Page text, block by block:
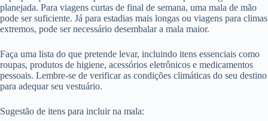
planejada. Para viagens curtas de final de semana, uma mala de mão
pode ser suficiente. Já para estadias mais longas ou viagens para climas
extremos, pode ser necessário desembalar a mala maior.
Faça uma lista do que pretende levar, incluindo itens essenciais como
roupas, produtos de higiene, acessórios eletrônicos e medicamentos
pessoais. Lembre-se de verificar as condições climáticas do seu destino
para adequar seu vestuário.
Sugestão de itens para incluir na mala: